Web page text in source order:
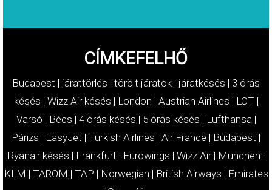
CÍMKEFELHŐ
Budapest | járattörlés | törölt járatok | járatkésés | 3 órás
késés | Wizz Air késés | London | Austrian Airlines | LOT|
Varsó | Bécs | 4 órás késés | 5 órás késés | Lufthansa|
Párizs | EasyJet | Turkish Airlines | Air France | Budapest |
Ryanair késés | Frankfurt | Eurowings | Wizz Air| München |
KLM | TAROM | TAP | Norwegian | British Airways | Emirates